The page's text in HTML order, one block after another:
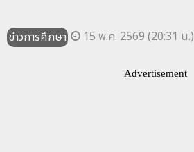
ข่าวการศึกษา 15 พ.ค. 2569 (20:31 น.)
Advertisement